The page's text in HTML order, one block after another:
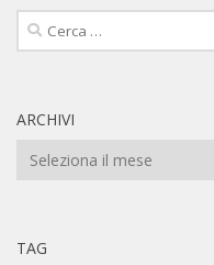
Ricerca
per:
ARCHIVI
Archivi
TAG